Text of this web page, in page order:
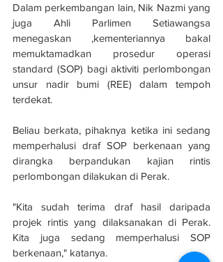
Dalam perkembangan lain, Nik Nazmi yang
juga Ahli Parlimen Setiawangsa
menegaskan ,kementeriannya bakal
memuktamadkan prosedur operasi
standard (SOP) bagi aktiviti perlombongan
unsur nadir bumi (REE) dalam tempoh
terdekat.
Beliau berkata, pihaknya ketika ini sedang
memperhalusi draf SOP berkenaan yang
dirangka berpandukan kajian rintis
perlombongan dilakukan di Perak.
"Kita sudah terima draf hasil daripada
projek rintis yang dilaksanakan di Perak.
Kita juga sedang memperhalusi SOP
berkenaan," katanya.